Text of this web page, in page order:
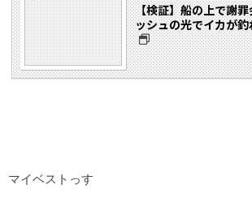
【検証】船の上で謝
ッシュの光でイカが
マイベストっす